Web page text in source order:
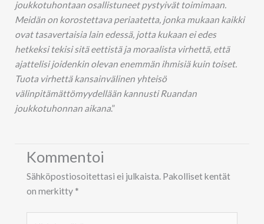
joukkotuhontaan osallistuneet pystyivät toimimaan.
Meidän on korostettava periaatetta, jonka mukaan kaikki
ovat tasavertaisia lain edessä, jotta kukaan ei edes
hetkeksi tekisi sitä eettistä ja moraalista virhettä, että
ajattelisi joidenkin olevan enemmän ihmisiä kuin toiset.
Tuota virhettä kansainvälinen yhteisö
välinpitämättömyydellään kannusti Ruandan
joukkotuhonnan aikana.”
Kommentoi
Sähköpostiosoitettasi ei julkaista. Pakolliset kentät
on merkitty *